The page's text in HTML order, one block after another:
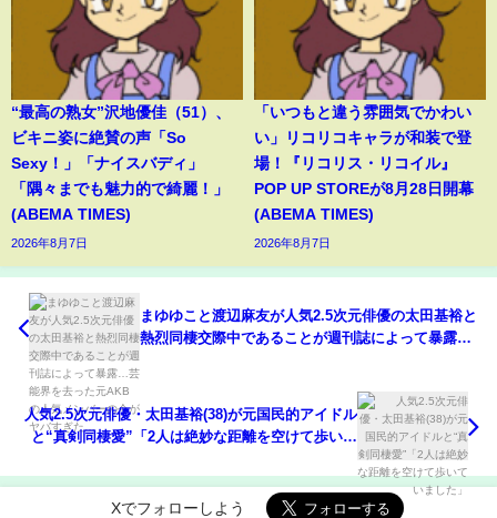
“最高の熟女”沢地優佳（51）、
ビキニ姿に絶賛の声「So
Sexy！」「ナイスバディ」
「隅々までも魅力的で綺麗！」
(ABEMA TIMES)
2026年8月7日
「いつもと違う雰囲気でかわい
い」リコリコキャラが和装で登
場！『リコリス・リコイル』
POP UP STOREが8月28日開幕
(ABEMA TIMES)
2026年8月7日
まゆゆこと渡辺麻友が人気2.5次元俳優の太田基裕と
熱烈同棲交際中であることが週刊誌によって暴露…
人気2.5次元俳優・太田基裕(38)が元国民的アイドル
と“真剣同棲愛”「2人は絶妙な距離を空けて歩いて
Xでフォローしよう